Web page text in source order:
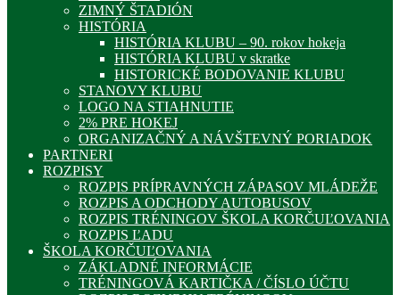
ZIMNÝ ŠTADIÓN
HISTÓRIA
HISTÓRIA KLUBU – 90. rokov hokeja
HISTÓRIA KLUBU v skratke
HISTORICKÉ BODOVANIE KLUBU
STANOVY KLUBU
LOGO NA STIAHNUTIE
2% PRE HOKEJ
ORGANIZAČNÝ A NÁVŠTEVNÝ PORIADOK
PARTNERI
ROZPISY
ROZPIS PRÍPRAVNÝCH ZÁPASOV MLÁDEŽE
ROZPIS A ODCHODY AUTOBUSOV
ROZPIS TRÉNINGOV ŠKOLA KORČUĽOVANIA
ROZPIS ĽADU
ŠKOLA KORČUĽOVANIA
ZÁKLADNÉ INFORMÁCIE
TRÉNINGOVÁ KARTIČKA / ČÍSLO ÚČTU